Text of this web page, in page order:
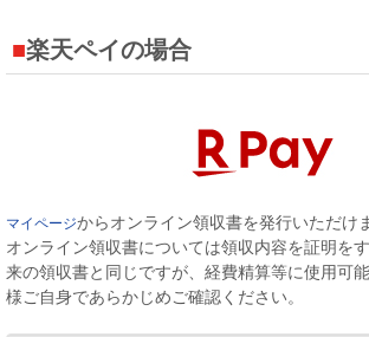
楽天ペイの場合
マイページからオンライン領収書を発行いただけ
オンライン領収書については領収内容を証明を
来の領収書と同じですが、経費精算等に使用可
様ご自身であらかじめご確認ください。